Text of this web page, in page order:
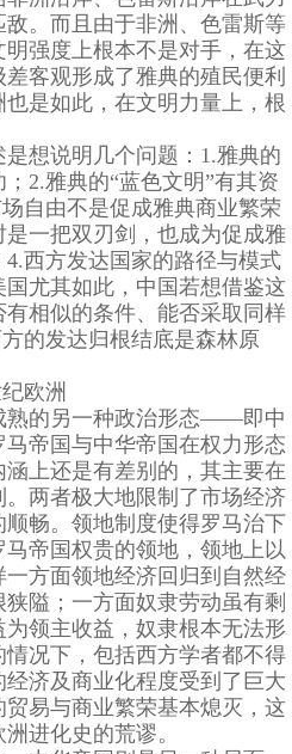
敌。而且由于非洲、色雷斯等
强度上根本不是对手，在这
客观形成了雅典的殖民便利
是如此，在文明力量上，根
想说明几个问题：1.雅典的
2.雅典的“蓝色文明”有其资
自由不是促成雅典商业繁荣
一把双刃剑，也成为促成雅
西方发达国家的路径与模式
尤其如此，中国若想借鉴这
相似的条件、能否采取同样
的发达归根结底是森林原
欧洲
熟的另一种政治形态——即中
帝国与中华帝国在权力形态
涵上还是有差别的，其主要在
两者极大地限制了市场经济
畅。领地制度使得罗马治下
帝国权贵的领地，领地上以
方面领地经济回归到自然经
隘；一方面奴隶劳动虽有剩
领主收益，奴隶根本无法形
情况下，包括西方学者都不得
济及商业化程度受到了巨大
易与商业繁荣基本熄灭，这
进化史的荒谬。